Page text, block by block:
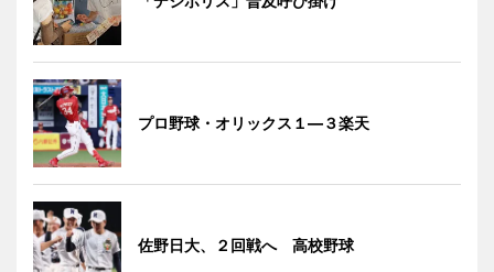
プロ野球・オリックス１―３楽天
佐野日大、２回戦へ 高校野球